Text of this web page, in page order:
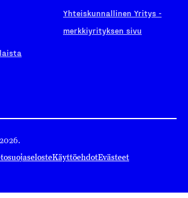
Yhteiskunnallinen Yritys -
merkkiyrityksen sivu
KäyttöehdotEvästeet